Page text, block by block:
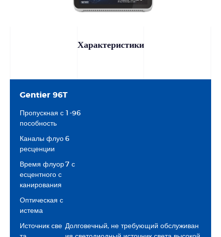
Характеристики
Gentier 96T
Пропускная с
пособность
1-96
Каналы флуо
ресценции
6
Время флуор
есцентного с
канирования
7 с
Оптическая с
истема
Источник све Долговечный, не требующий обслуживан